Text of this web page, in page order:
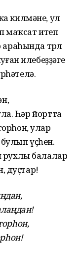
килмәне, ул
маҡсат итеп
төрлө
илебеҙҙәге
Һәр йортта
улар
булып үҫһен.
рухлы балалар
дуҫтар!